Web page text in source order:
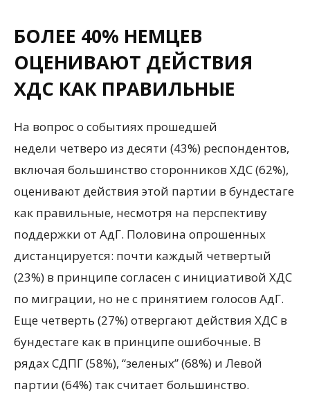
БОЛЕЕ 40% НЕМЦЕВ
ОЦЕНИВАЮТ ДЕЙСТВИЯ
ХДС КАК ПРАВИЛЬНЫЕ
На вопрос о событиях прошедшей
недели четверо из десяти (43%) респондентов,
включая большинство сторонников ХДС (62%),
оценивают действия этой партии в бундестаге
как правильные, несмотря на перспективу
поддержки от АдГ. Половина опрошенных
дистанцируется: почти каждый четвертый
(23%) в принципе согласен с инициативой ХДС
по миграции, но не с принятием голосов АдГ.
Еще четверть (27%) отвергают действия ХДС в
бундестаге как в принципе ошибочные. В
рядах СДПГ (58%), “зеленых” (68%) и Левой
партии (64%) так считает большинство.